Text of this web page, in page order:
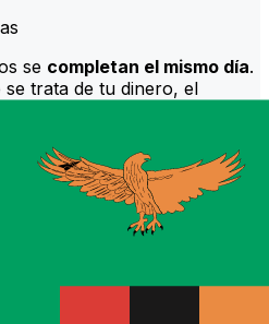
se completan el mismo día.
trata de tu dinero, el
lo necesito en Zambia?